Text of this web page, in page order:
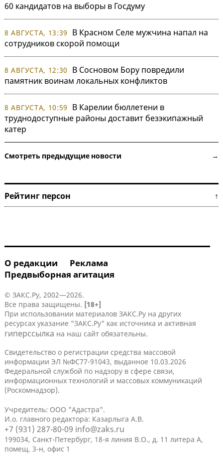
60 кандидатов на выборы в Госдуму
8 АВГУСТА, 13:39
В Красном Селе мужчина напал на
сотрудников скорой помощи
8 АВГУСТА, 12:30
В Сосновом Бору повредили
памятник воинам локальных конфликтов
8 АВГУСТА, 10:59
В Карелии бюллетени в
труднодоступные районы доставит безэкипажный
катер
Смотреть предыдущие новости →
Рейтинг персон ↑
О редакции
Реклама
Предвыборная агитация
© ЗАКС.Ру, 2002—2026.
Все права защищены. [18+]
При использовании материалов ЗАКС.Ру на других
ресурсах указание "ЗАКС.Ру" как источника и активная
гиперссылка на наш сайт обязательны.
Свидетельство о регистрации средства массовой
информации ЭЛ №ФС77-91043, выданное 10.03.2026
Федеральной службой по надзору в сфере связи,
информационных технологий и массовых коммуникаций
(Роскомнадзор).
Учредитель: ООО "Адастра".
И.о. главного редактора: Казарлыга А.В.
+7 (931) 287-80-09 info@zaks.ru
199034, Санкт-Петербург, 18-я линия В.О., д. 11 литера А,
помещ. 3-н, офис 1